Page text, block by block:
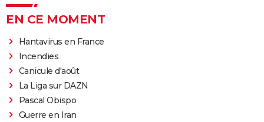
EN CE MOMENT
Hantavirus en France
Incendies
Canicule d'août
La Liga sur DAZN
Pascal Obispo
Guerre en Iran